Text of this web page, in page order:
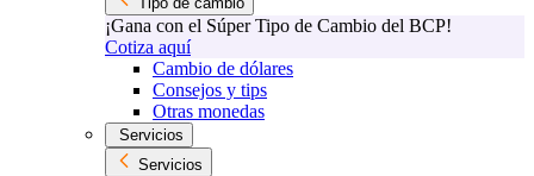
¡Gana con el Súper Tipo de Cambio del BCP!
Cotiza aquí
Cambio de dólares
Consejos y tips
Otras monedas
Servicios
Servicios